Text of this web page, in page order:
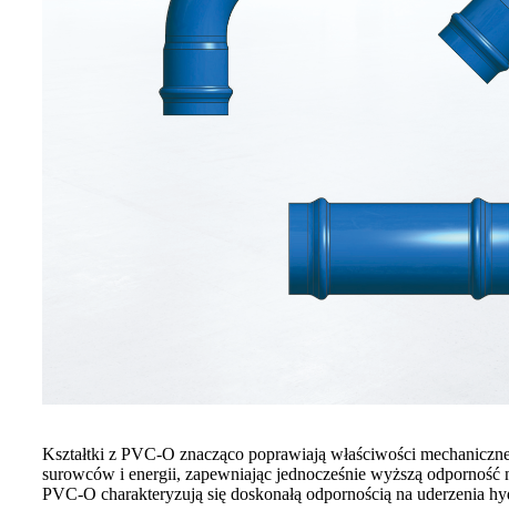
Kształtki z PVC-O znacząco poprawiają właściwości
surowców i energii, zapewniając jednocześnie wyższą
PVC-O charakteryzują się doskonałą odpornością na uderzenia